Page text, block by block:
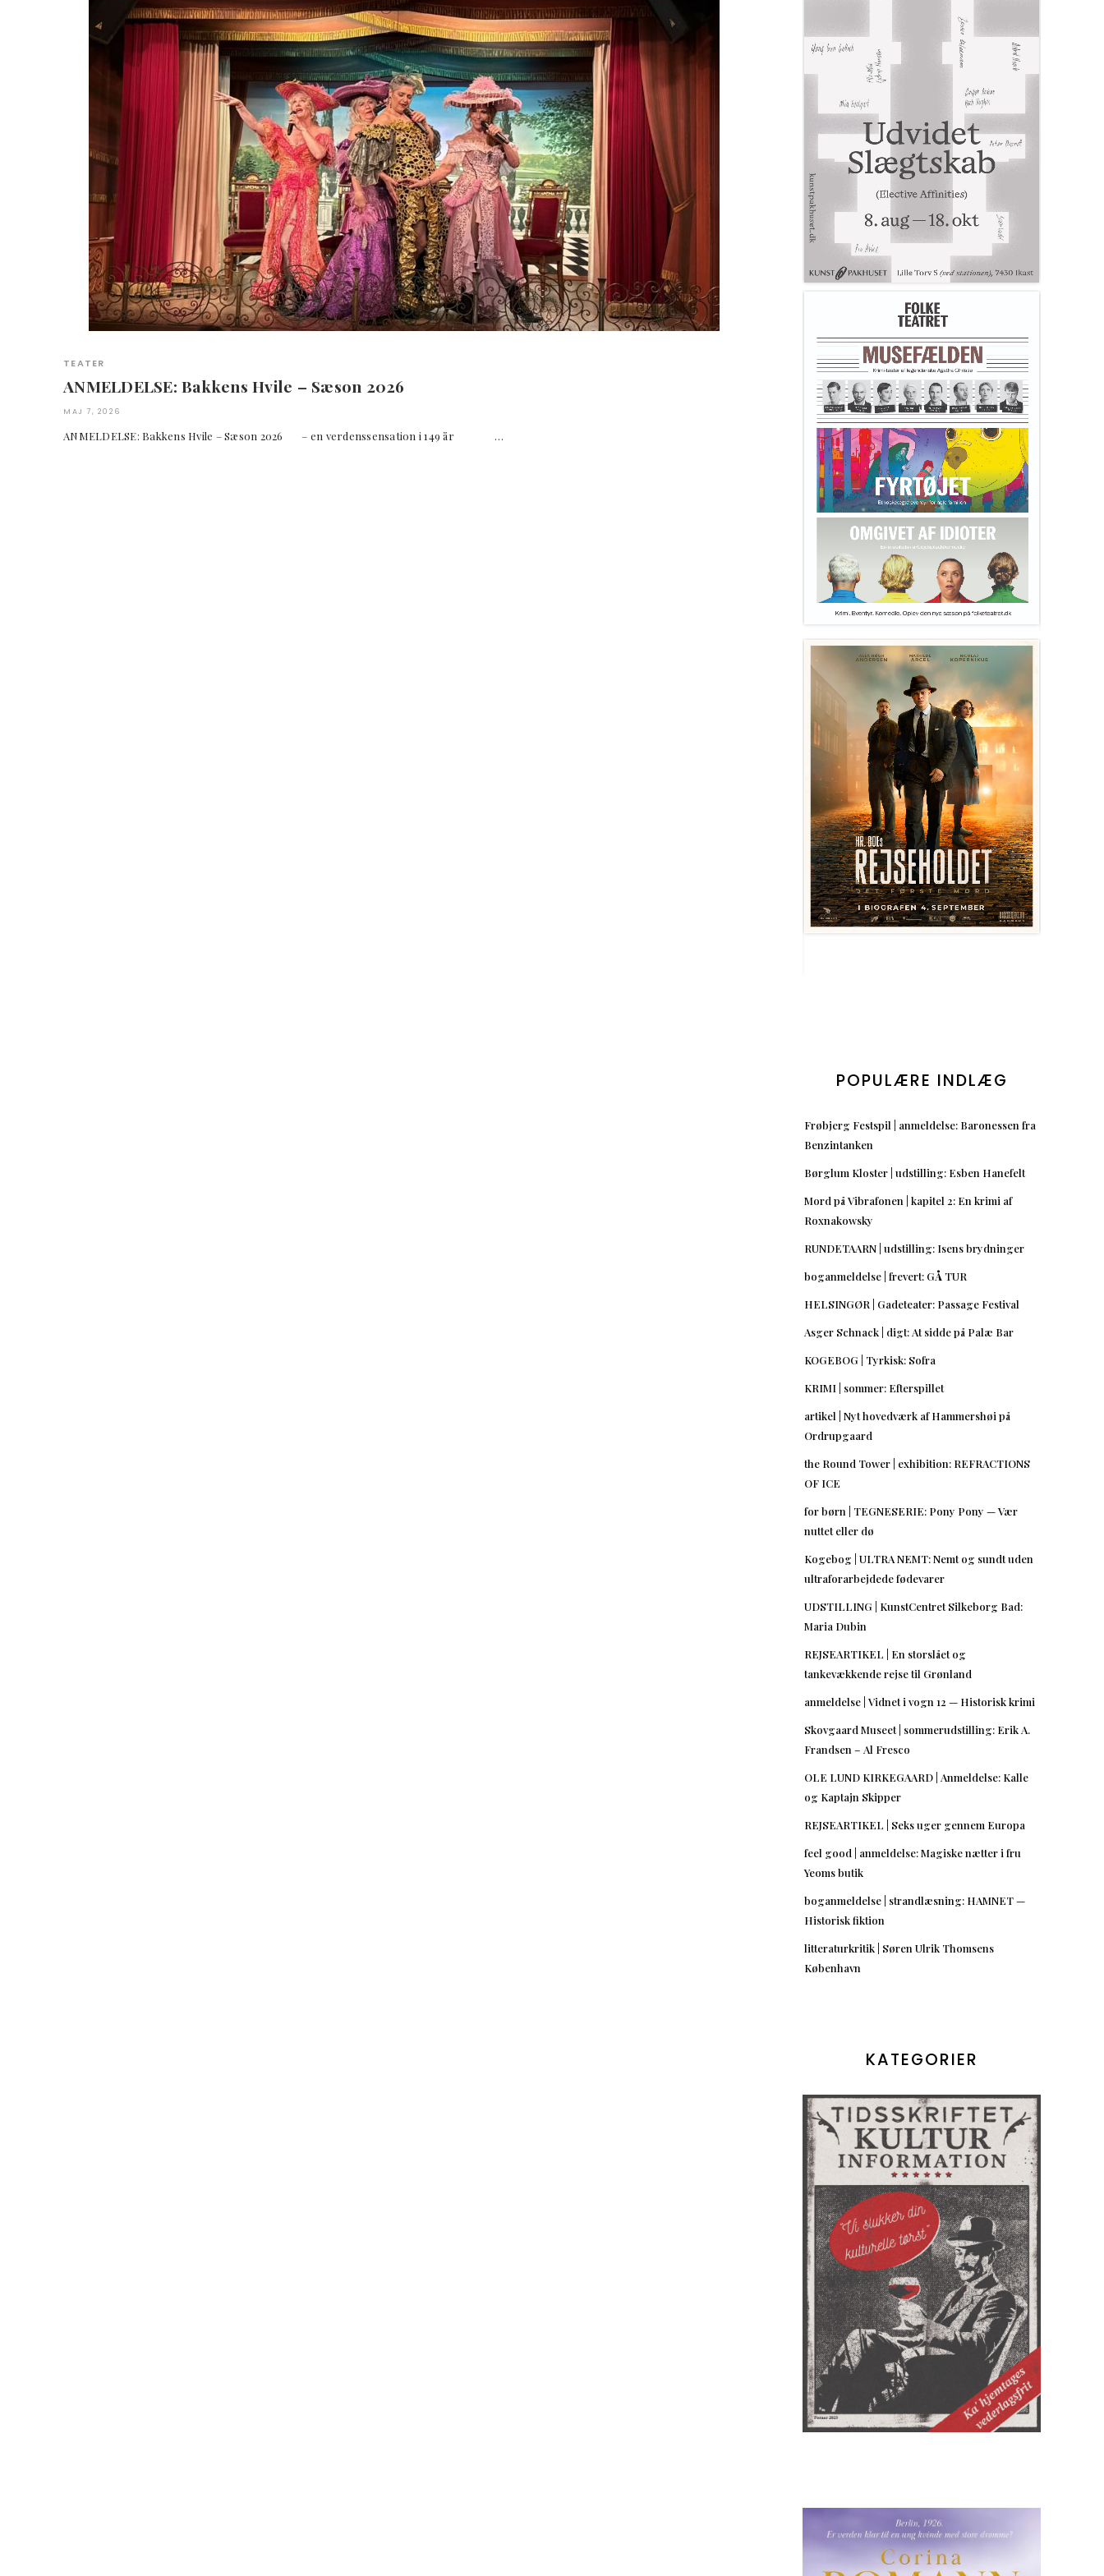
TEATER
ANMELDELSE: Bakkens Hvile – Sæson 2026
MAJ 7, 2026
ANMELDELSE: Bakkens Hvile – Sæson 2026 – en verdenssensation i 149 år …
POPULÆRE INDLÆG
Frøbjerg Festspil | anmeldelse: Baronessen fra
Benzintanken
Børglum Kloster | udstilling: Esben Hanefelt
Mord på Vibrafonen | kapitel 2: En krimi af
Roxnakowsky
RUNDETAARN | udstilling: Isens brydninger
boganmeldelse | frevert: GÅ TUR
HELSINGØR | Gadeteater: Passage Festival
Asger Schnack | digt: At sidde på Palæ Bar
KOGEBOG | Tyrkisk: Sofra
KRIMI | sommer: Efterspillet
artikel | Nyt hovedværk af Hammershøi på
Ordrupgaard
the Round Tower | exhibition: REFRACTIONS
OF ICE
for børn | TEGNESERIE: Pony Pony — Vær
nuttet eller dø
Kogebog | ULTRA NEMT: Nemt og sundt uden
ultraforarbejdede fødevarer
UDSTILLING | KunstCentret Silkeborg Bad:
Maria Dubin
REJSEARTIKEL | En storslået og
tankevækkende rejse til Grønland
anmeldelse | Vidnet i vogn 12 — Historisk krimi
Skovgaard Museet | sommerudstilling: Erik A.
Frandsen – Al Fresco
OLE LUND KIRKEGAARD | Anmeldelse: Kalle
og Kaptajn Skipper
REJSEARTIKEL | Seks uger gennem Europa
feel good | anmeldelse: Magiske nætter i fru
Yeoms butik
boganmeldelse | strandlæsning: HAMNET —
Historisk fiktion
litteraturkritik | Søren Ulrik Thomsens
København
KATEGORIER